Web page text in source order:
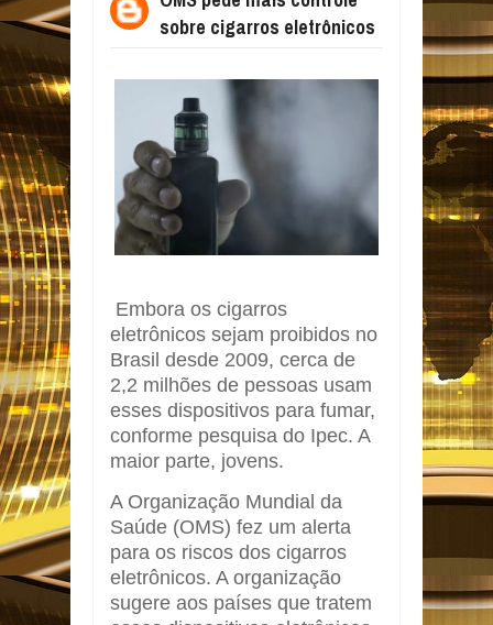
sobre cigarros eletrônicos
Embora os cigarros
eletrônicos sejam proibidos no
Brasil desde 2009, cerca de
2,2 milhões de pessoas usam
esses dispositivos para fumar,
conforme pesquisa do Ipec. A
maior parte, jovens.
A Organização Mundial da
Saúde (OMS) fez um alerta
para os riscos dos cigarros
eletrônicos. A organização
sugere aos países que tratem